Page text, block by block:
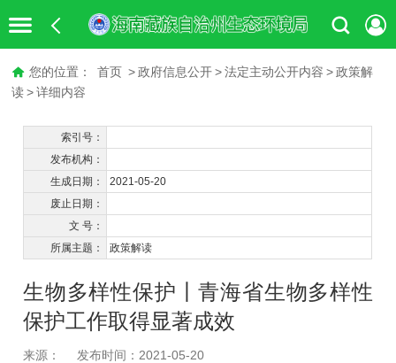
您的位置： 首页 > 政府信息公开 > 法定主动公开内容 > 政策解
读 > 详细内容
索引号：
发布机构：
生成日期：
2021-05-20
废止日期：
文 号：
所属主题：
政策解读
生物多样性保护丨青海省生物多样性
保护工作取得显著成效
来源：
发布时间：2021-05-20